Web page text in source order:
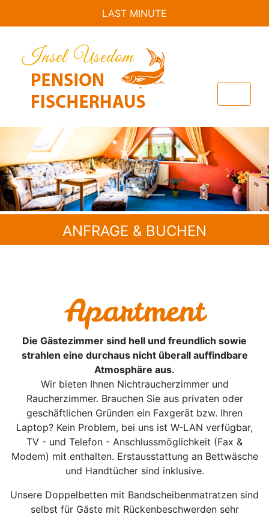
LAST MINUTE
Previous Next
ANFRAGE & BUCHEN
Apartment
Die Gästezimmer sind hell und freundlich sowie
strahlen eine durchaus nicht überall auffindbare
Atmosphäre aus.
Wir bieten Ihnen Nichtraucherzimmer und
Raucherzimmer. Brauchen Sie aus privaten oder
geschäftlichen Gründen ein Faxgerät bzw. Ihren
Laptop? Kein Problem, bei uns ist W-LAN verfügbar,
TV - und Telefon - Anschlussmöglichkeit (Fax &
Modem) mit enthalten. Erstausstattung an Bettwäsche
und Handtücher sind inklusive.
Unsere Doppelbetten mit Bandscheibenmatratzen sind
selbst für Gäste mit Rückenbeschwerden sehr